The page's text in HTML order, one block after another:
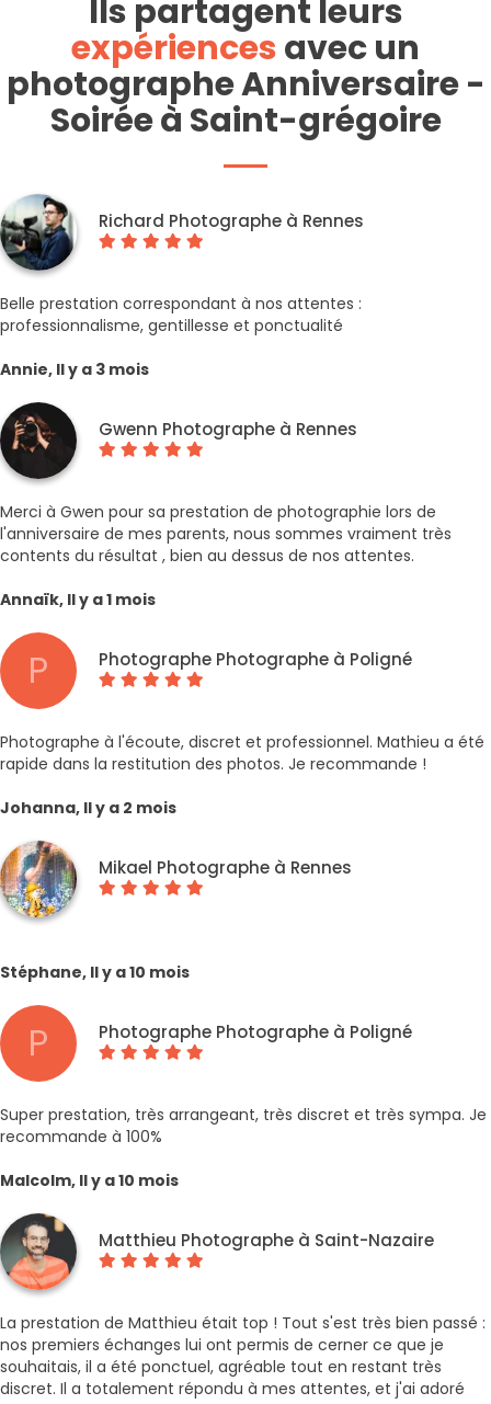
Ils partagent leurs
expériencesavec un
photographe Anniversaire -
Soirée à Saint-grégoire
Richard Photographe à Rennes
Belle prestation correspondant à nos attentes :
professionnalisme, gentillesse et ponctualité
Annie, Il y a 3 mois
Gwenn Photographe à Rennes
Merci à Gwen pour sa prestation de photographie lors de
l'anniversaire de mes parents, nous sommes vraiment très
contents du résultat , bien au dessus de nos attentes.
Annaïk, Il y a 1 mois
P Photographe Photographe à Poligné
Photographe à l'écoute, discret et professionnel. Mathieu a été
rapide dans la restitution des photos. Je recommande !
Johanna, Il y a 2 mois
Mikael Photographe à Rennes
Stéphane, Il y a 10 mois
P Photographe Photographe à Poligné
Super prestation, très arrangeant, très discret et très sympa. Je
recommande à 100%
Malcolm, Il y a 10 mois
Matthieu Photographe à Saint-Nazaire
La prestation de Matthieu était top ! Tout s'est très bien passé :
nos premiers échanges lui ont permis de cerner ce que je
souhaitais, il a été ponctuel, agréable tout en restant très
discret. Il a totalement répondu à mes attentes, et j'ai adoré